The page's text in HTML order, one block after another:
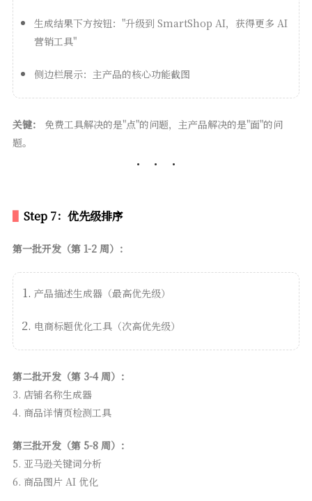
生成结果下方按钮："升级到 SmartShop AI，获得更多 AI
营销工具"
侧边栏展示：主产品的核心功能截图
关键：
免费工具解决的是"点"的问题，主产品解决的是"面"的问
题。
Step 7：优先级排序
第一批开发（第 1-2 周）：
产品描述生成器（最高优先级）
电商标题优化工具（次高优先级）
第二批开发（第 3-4 周）：
3. 店铺名称生成器
4. 商品详情页检测工具
第三批开发（第 5-8 周）：
5. 亚马逊关键词分析
6. 商品图片 AI 优化